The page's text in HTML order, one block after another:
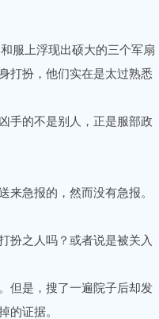
服上浮现出硕大的三个军扇
打扮，他们实在是太过熟悉
的不是别人，正是服部政
急报的，然而没有急报。
之人吗？或者说是被关入
是，搜了一遍院子后却发
的证据。